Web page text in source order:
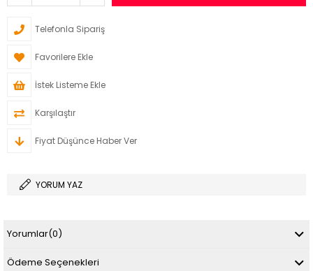
Telefonla Sipariş
Favorilere Ekle
İstek Listeme Ekle
Karşılaştır
Fiyat Düşünce Haber Ver
YORUM YAZ
Yorumlar(0)
Ödeme Seçenekleri